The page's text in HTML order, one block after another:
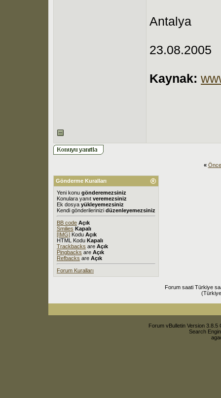
Antalya
23.08.2005
Kaynak:
«
Gönderme Kuralları
Yeni konu gönderemezsiniz
Konulara yanıt veremezsiniz
Ek dosya yükleyemezsiniz
Kendi gönderilerinizi düzenleyemezsiniz
BB code Açık
Smilies Kapalı
[IMG] Kodu Açık
HTML Kodu Kapalı
Trackbacks are Açık
Pingbacks are Açık
Refbacks are Açık
Forum Kuralları
Forum saati Türkiye
Forum vBulletin Version
Search